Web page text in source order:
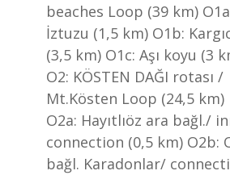
beaches Loop (39 km)
İztuzu (1,5 km) O1b:
(3,5 km) O1c: Aşı koyu (3
O2: KÖSTEN DAĞI rotası /
Mt.Kösten Loop (24,5 km)
O2a: Hayıtlıöz ara bağl./
connection (0,5 km) O2b:
bağl. Karadonlar/